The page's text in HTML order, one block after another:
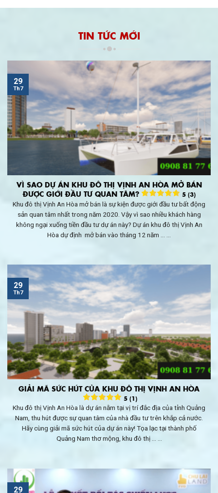
TIN TỨC MỚI
VÌ SAO DỰ ÁN KHU ĐÔ THỊ VỊNH AN HÒA MỞ BÁN
ĐƯỢC GIỚI ĐẦU TƯ QUAN TÂM?
5 (3)
Khu đô thị Vịnh An Hòa mở bán là sự kiện được giới đầu tư bất động
sản quan tâm nhất trong năm 2020. Vậy vì sao nhiều khách hàng
không ngại xuống tiền đầu tư dự án này? Dự án khu đô thị Vịnh An
Hòa dự định mở bán vào tháng 12 năm ... ...
29
Th7
GIẢI MÃ SỨC HÚT CỦA KHU ĐÔ THỊ VỊNH AN HÒA
5 (1)
Khu đô thị Vịnh An Hòa là dự án nằm tại vị trí đắc địa của tỉnh Quảng
Nam, thu hút được sự quan tâm của nhà đầu tư trên khắp cả nước.
Hãy cùng giải mã sức hút của dự án này! Tọa lạc tại thành phố
Quảng Nam thơ mộng, khu đô thị ... ...
29
Th7
29